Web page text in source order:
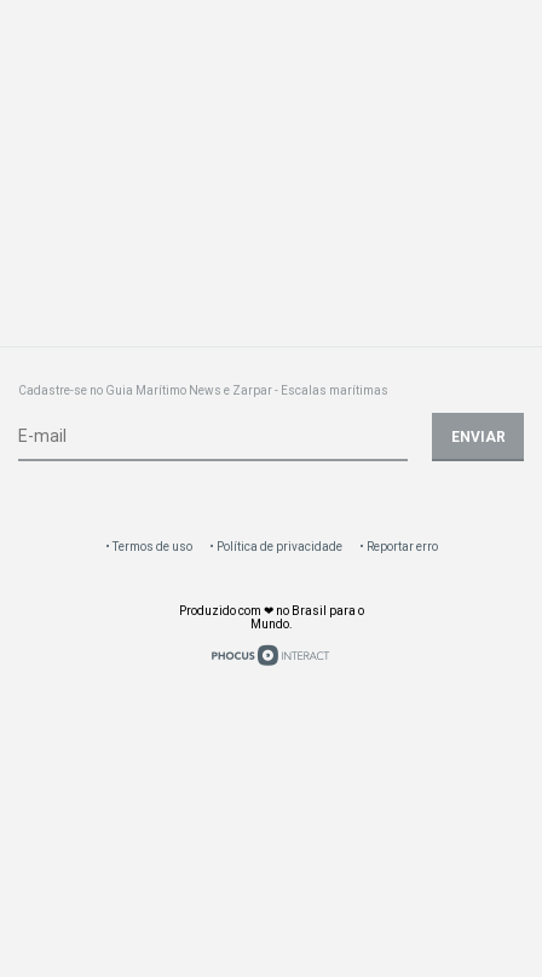
Cadastre-se no Guia Marítimo News e Zarpar - Escalas marítimas
ENVIAR
Termos de uso Política de privacidade Reportar erro
Produzido com ❤ no Brasil para o
Mundo.